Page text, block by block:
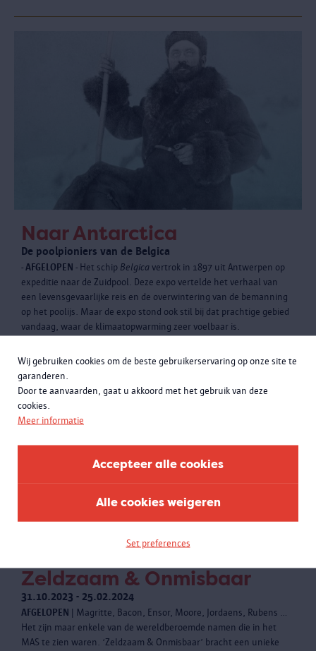
Wij gebruiken cookies om de beste gebruikerservaring op onze site te
garanderen.
Door te aanvaarden, gaat u akkoord met het gebruik van deze
cookies.
Meer informatie
Accepteer alle cookies
Alle cookies weigeren
Set preferences
Naar Antarctica
De poolpioniers van de Belgica
- AFGELOPEN - Het schip Belgica vertrok in 1897 uit Antwerpen op
expeditie naar de Zuidpool. Deze expo vertelde het verhaal van
een levensgevaarlijke reis en de overwintering van de bemanning
op het poolijs. Maar de expo stond ook stil bij dat prachtige gebied
vandaag, waar de klimaatopwarming zeer voelbaar is.
Zeldzaam & Onmisbaar
31.10.2023 - 25.02.2024
AFGELOPEN
| Magritte, Bacon, Ensor, Moore, Jordaens, Rubens …
Het zijn maar enkele van de wereldberoemde namen die in het
MAS te zien waren. ‘Zeldzaam & Onmisbaar’ bracht een unieke